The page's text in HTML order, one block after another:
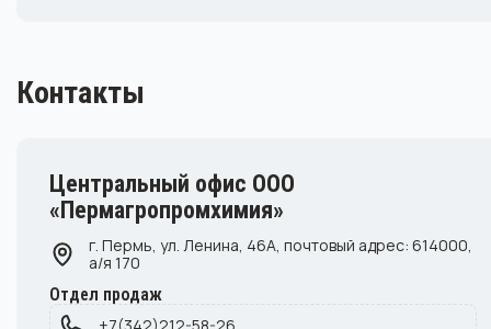
Контакты
Центральный офис ООО
«Пермагропромхимия»
г. Пермь, ул. Ленина, 46А, почтовый адрес: 614000,
а/я 170
Отдел продаж